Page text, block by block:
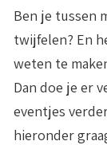
Ben je tussen
twijfelen? En
weten te
Dan doe je er
eventjes
hieronder